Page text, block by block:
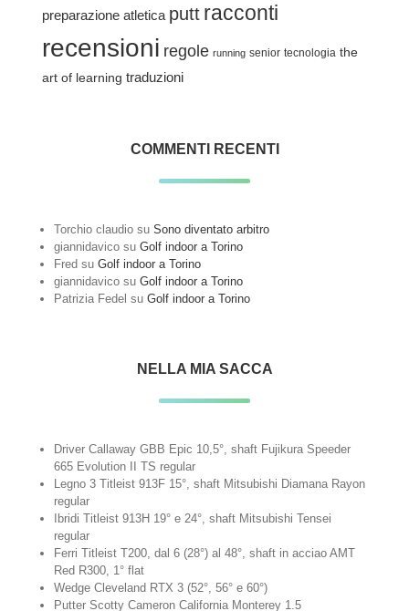
preparazione atletica putt racconti
recensioni regole running senior tecnologia the
art of learning traduzioni
COMMENTI RECENTI
Torchio claudio suSono diventato arbitro
giannidavico suGolf indoor a Torino
Fred suGolf indoor a Torino
giannidavico suGolf indoor a Torino
Patrizia Fedel suGolf indoor a Torino
NELLA MIA SACCA
Driver Callaway GBB Epic 10,5°, shaft Fujikura Speeder
665 Evolution II TS regular
Legno 3 Titleist 913F 15°, shaft Mitsubishi Diamana Rayon
regular
Ibridi Titleist 913H 19° e 24°, shaft Mitsubishi Tensei
regular
Ferri Titleist T200, dal 6 (28°) al 48°, shaft in acciao AMT
Red R300, 1° flat
Wedge Cleveland RTX 3 (52°, 56° e 60°)
Putter Scotty Cameron California Monterey 1.5